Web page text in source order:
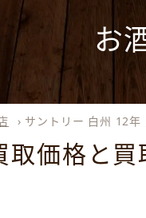
お
› サントリー 白州 12年
価格と